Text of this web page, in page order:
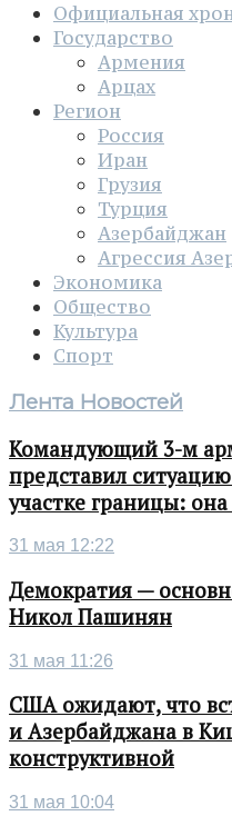
Официальная
Государство
Армения
Арцах
Регион
Россия
Иран
Грузия
Турция
Азербайджан
Агрессия
Экономика
Общество
Культура
Спорт
Лента Новостей
Командующий 3-м
представил
участке границы:
31 мая 12:22
Демократия —
Никол Пашинян
31 мая 11:26
США ожидают, что
и Азербайджана в
конструктивной
31 мая 10:04